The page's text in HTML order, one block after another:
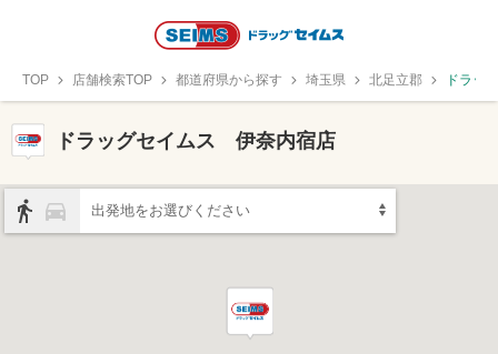
TOP 店舗検索TOP 都道府県から探す 埼玉県 北足立郡 ドラッ
ドラッグセイムス 伊奈内宿店
出発地をお選びください